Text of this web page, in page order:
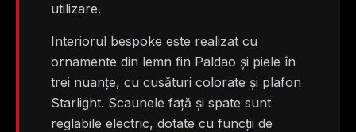
utilizare.
Interiorul bespoke este realizat cu
ornamente din lemn fin Paldao și piele în
trei nuanțe, cu cusături colorate și plafon
Starlight. Scaunele față și spate sunt
reglabile electric, dotate cu funcții de